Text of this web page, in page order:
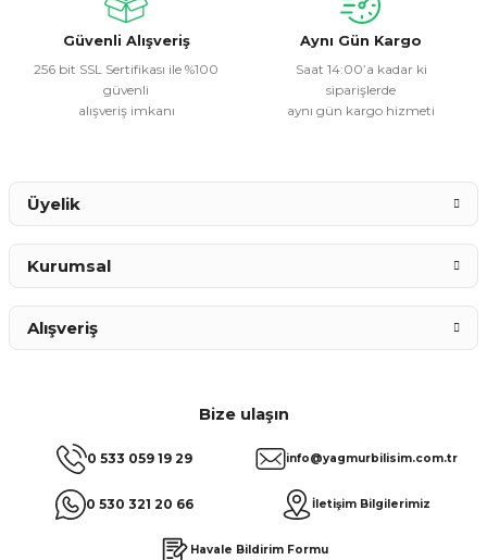
Güvenli Alışveriş
256 bit SSL Sertifikası ile %100
güvenli
alışveriş imkanı
Aynı Gün Kargo
Saat 14:00’a kadar ki
siparişlerde
aynı gün kargo hizmeti
Bize ulaşın
0 533 059 19 29
0 530 321 20 66
info@yagmurbilisim.com.tr
İletişim Bilgilerimiz
Havale Bildirim Formu
Üyelik
Kurumsal
Alışveriş